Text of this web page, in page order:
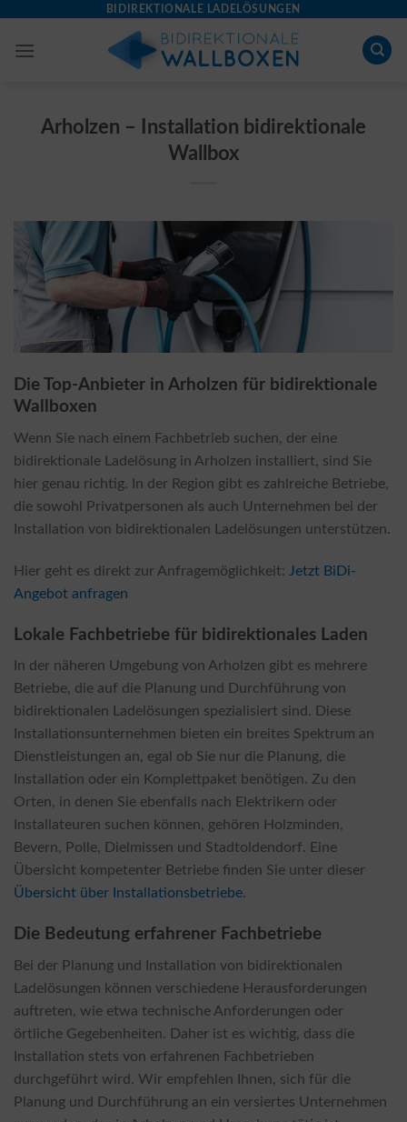
content
BIDIREKTIONALE LADELÖSUNGEN
Arholzen – Installation bidirektionale
Wallbox
Die Top-Anbieter in Arholzen für bidirektionale
Wallboxen
Wenn Sie nach einem Fachbetrieb suchen, der eine
bidirektionale Ladelösung in Arholzen installiert, sind Sie
hier genau richtig. In der Region gibt es zahlreiche Betriebe,
die sowohl Privatpersonen als auch Unternehmen bei der
Installation von bidirektionalen Ladelösungen unterstützen.
Hier geht es direkt zur Anfragemöglichkeit: Jetzt BiDi-
Angebot anfragen
Lokale Fachbetriebe für bidirektionales Laden
In der näheren Umgebung von Arholzen gibt es mehrere
Betriebe, die auf die Planung und Durchführung von
bidirektionalen Ladelösungen spezialisiert sind. Diese
Installationsunternehmen bieten ein breites Spektrum an
Dienstleistungen an, egal ob Sie nur die Planung, die
Installation oder ein Komplettpaket benötigen. Zu den
Orten, in denen Sie ebenfalls nach Elektrikern oder
Installateuren suchen können, gehören Holzminden,
Bevern, Polle, Dielmissen und Stadtoldendorf. Eine
Übersicht kompetenter Betriebe finden Sie unter dieser
Übersicht über Installationsbetriebe.
Die Bedeutung erfahrener Fachbetriebe
Bei der Planung und Installation von bidirektionalen
Ladelösungen können verschiedene Herausforderungen
auftreten, wie etwa technische Anforderungen oder
örtliche Gegebenheiten. Daher ist es wichtig, dass die
Installation stets von erfahrenen Fachbetrieben
durchgeführt wird. Wir empfehlen Ihnen, sich für die
Planung und Durchführung an ein versiertes Unternehmen